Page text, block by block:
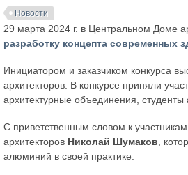
Новости
29 марта 2024 г. в Центральном Доме
разработку концепта
Инициатором и заказчиком конкурса
архитекторов. В конкурсе приняли
архитектурные объединения, студенты
С приветственным словом к
архитекторов Николай Шумаков ,
алюминий в своей практике.